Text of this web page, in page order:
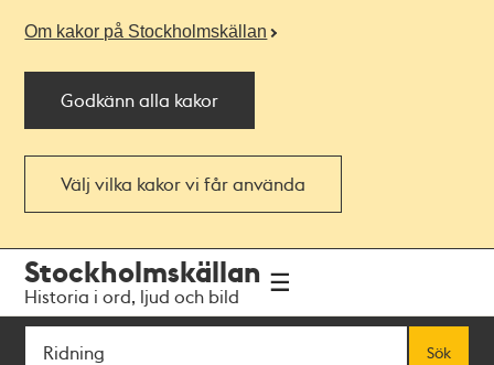
Om kakor på Stockholmskällan
Godkänn alla kakor
Välj vilka kakor vi får använda
navigationen
huvudinnehållet
Stockholmskällan
Historia i ord, ljud och bild
Sök
Sök